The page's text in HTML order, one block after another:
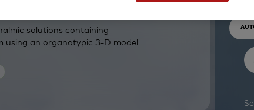
solutions containing
using an organotypic 3-D model